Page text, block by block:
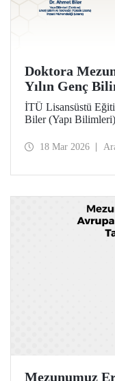
Doktora
Yılın Genç
İTÜ Lisansüstü
Biler (Yapı
Mühendisliği)
18 Mar 2026
Mezunumuz